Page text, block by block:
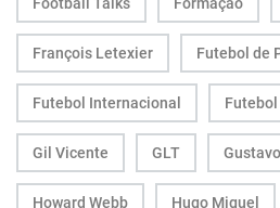
François Letexier Futebol de
Futebol Internacional Futebol
Gil Vicente GLT
Howard Webb Hugo Miguel